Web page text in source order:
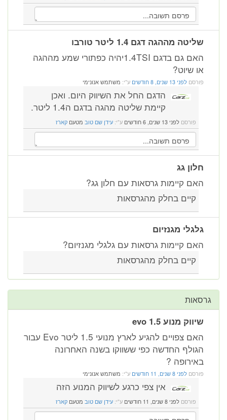
שליטה מההגה דגם 1.4 ליטר טורבו
האם גם בדגם 1.4TSIיהיה כפתורי שמע מההגה
או שיוט?
פורסם לפני 13 שנים, 8 חודשים ע"י: משתמש אנונימי
הדגם החל את השיווק היום. ואכן
קיימת שליטה מהגה בדגם ה1.4 ליטר.
פורסם לפני 13 שנים, 6 חודשים ע"י: עידן שם טוב מטעם קארז
חלון גג
האם קיימות גרסאות עם חלון גג?
קיים בחלק מהגרסאות
גלגלי מגנזיום
האם קיימות גרסאות עם גלגלי מגנזיום?
קיים בחלק מהגרסאות
גרסאות
שיווק מנוע 1.5 evo
האם צפויים להגיע לארץ מנועי 1.5 ליטר Evo עבור
הגולף החדשה כפי ששווקו בשנה האחרונה
באירופה ?
פורסם לפני 8 שנים, 11 חודשים ע"י: משתמש אנונימי
אין צפי כרגע לשיווק המנוע הזה
פורסם לפני 8 שנים, 11 חודשים ע"י: עידן שם טוב מטעם קארז